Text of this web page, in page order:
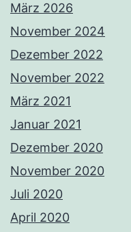
März 2026
November 2024
Dezember 2022
November 2022
März 2021
Januar 2021
Dezember 2020
November 2020
Juli 2020
April 2020